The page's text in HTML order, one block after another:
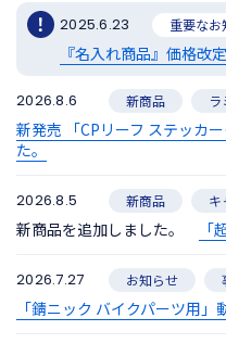
2025.6.23 重要なお
『名入れ商品』価格改
2026.8.6 新商品 ラ
新発売 「CPリーフ ステッカ
た。
2026.8.5 新商品 キ
新商品を追加しました。 「
2026.7.27 お知らせ
「錆ニック バイクパーツ用」